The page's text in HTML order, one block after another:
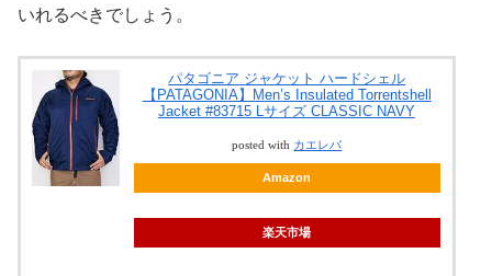
いれるべきでしょう。
パタゴニア ジャケット ハードシェル
【PATAGONIA】Men’s Insulated Torrentshell
Jacket #83715 Lサイズ CLASSIC NAVY
posted with カエレバ
Amazon
楽天市場